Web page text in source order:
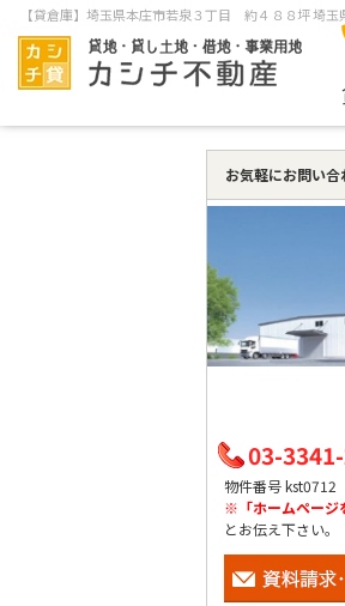
お気軽にお問い
03-
物件番号 kst0712
※「ホームページ
とお伝え下さい。